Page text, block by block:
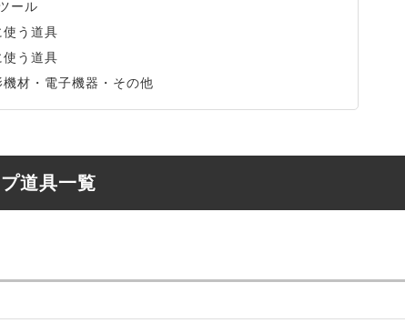
ール
使う道具
使う道具
機材・電子機器・その他
道具一覧